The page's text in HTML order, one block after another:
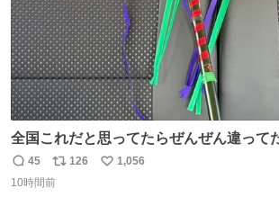
全国これだと思ってたらぜんぜん違ってた件。 ロケ
島
返
信
45
リ
ポ
126
い
1,056
10時間前